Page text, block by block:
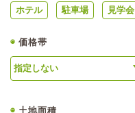
ホテル 駐車場 見学会
◉ 価格帯
◉ 土地面積